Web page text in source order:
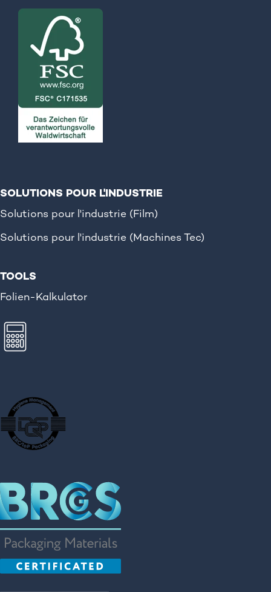
SOLUTIONS POUR L'INDUSTRIE
Solutions pour l'industrie (Film)
Solutions pour l'industrie (Machines Tec)
TOOLS
Folien-Kalkulator